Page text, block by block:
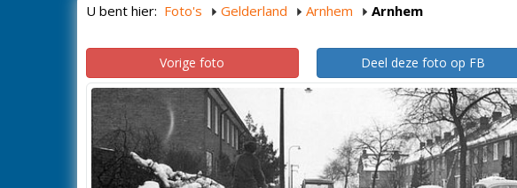
U bent hier: Foto's Gelderland Arnhem Arnhem
Vorige foto Deel deze foto op FB